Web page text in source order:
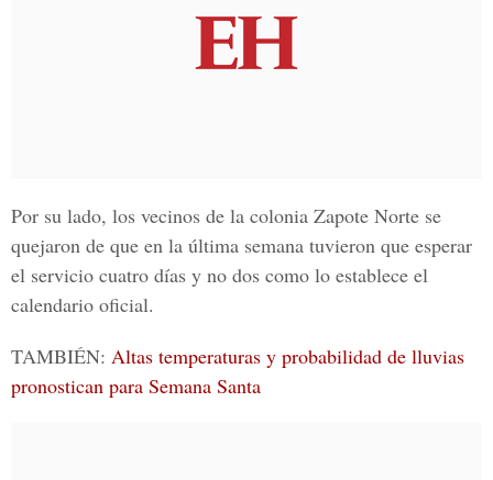
Por su lado, los vecinos de la colonia Zapote Norte se
quejaron de que en la última semana tuvieron que esperar
el servicio cuatro días y no dos como lo establece el
calendario oficial.
TAMBIÉN: Altas temperaturas y probabilidad de lluvias
pronostican para Semana Santa